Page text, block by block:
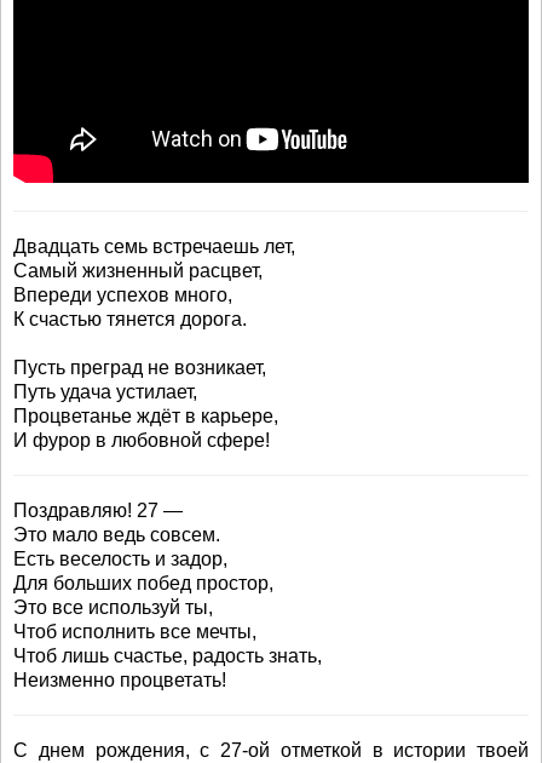
Двадцать семь встречаешь лет,
Самый жизненный расцвет,
Впереди успехов много,
К счастью тянется дорога.
Пусть преград не возникает,
Путь удача устилает,
Процветанье ждёт в карьере,
И фурор в любовной сфере!
Поздравляю! 27 —
Это мало ведь совсем.
Есть веселость и задор,
Для больших побед простор,
Это все используй ты,
Чтоб исполнить все мечты,
Чтоб лишь счастье, радость знать,
Неизменно процветать!
С днем рождения, с 27-ой отметкой в истории твоей